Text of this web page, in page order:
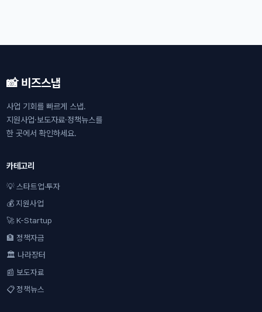
📸 비즈스냅
사업 기회를 빠르게 스냅.
지원사업·보도자료·정책뉴스를
한 곳에서 확인하세요.
카테고리
💡 스타트업·투자
💰 지원사업
🚀 K-Startup
🏦 정책자금
🏛 나라장터
📰 보도자료
📋 정책뉴스